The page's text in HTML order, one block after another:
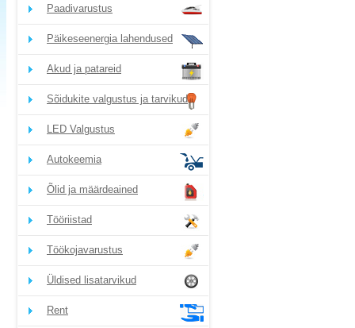
Paadivarustus
Päikeseenergia lahendused
Akud ja patareid
Sõidukite valgustus ja tarvikud
LED Valgustus
Autokeemia
Õlid ja määrdeained
Tööriistad
Töökojavarustus
Üldised lisatarvikud
Rent